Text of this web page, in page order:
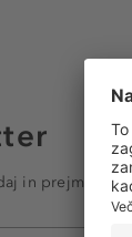
in prejmite e-